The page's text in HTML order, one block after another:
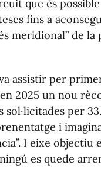
que és
fins a
meridional” de
assistir per
2025 un nou
sol·licitades per
i
I eixe objectiu
es quede